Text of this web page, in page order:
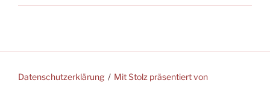
Datenschutzerklärung
Mit Stolz präsentiert von